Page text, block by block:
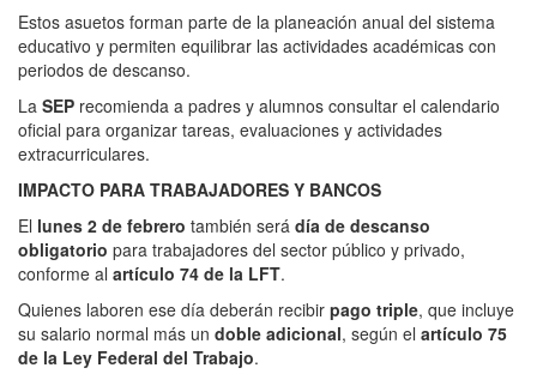
Estos asuetos forman parte de la planeación anual del sistema
educativo y permiten equilibrar las actividades académicas con
periodos de descanso.
La SEP recomienda a padres y alumnos consultar el calendario
oficial para organizar tareas, evaluaciones y actividades
extracurriculares.
IMPACTO PARA TRABAJADORES Y BANCOS
El lunes 2 de febrero también será día de descanso
obligatorio para trabajadores del sector público y privado,
conforme al artículo 74 de la LFT.
Quienes laboren ese día deberán recibir pago triple, que incluye
su salario normal más un doble adicional, según el artículo 75
de la Ley Federal del Trabajo.